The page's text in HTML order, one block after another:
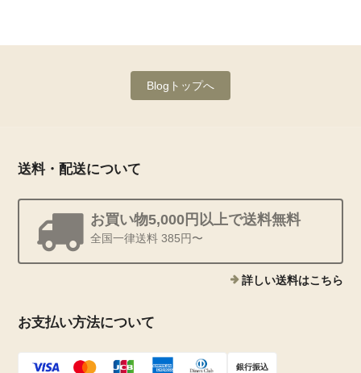
Blogトップへ
送料・配送について
お買い物5,000円以上で送料無料
全国一律送料 385円〜
詳しい送料はこちら
お支払い方法について
銀行振込